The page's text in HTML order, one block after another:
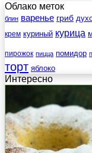
Облако меток
блин варенье гриб
крем куриный курица
пирожок пицца помидор
торт яблоко
Интересно